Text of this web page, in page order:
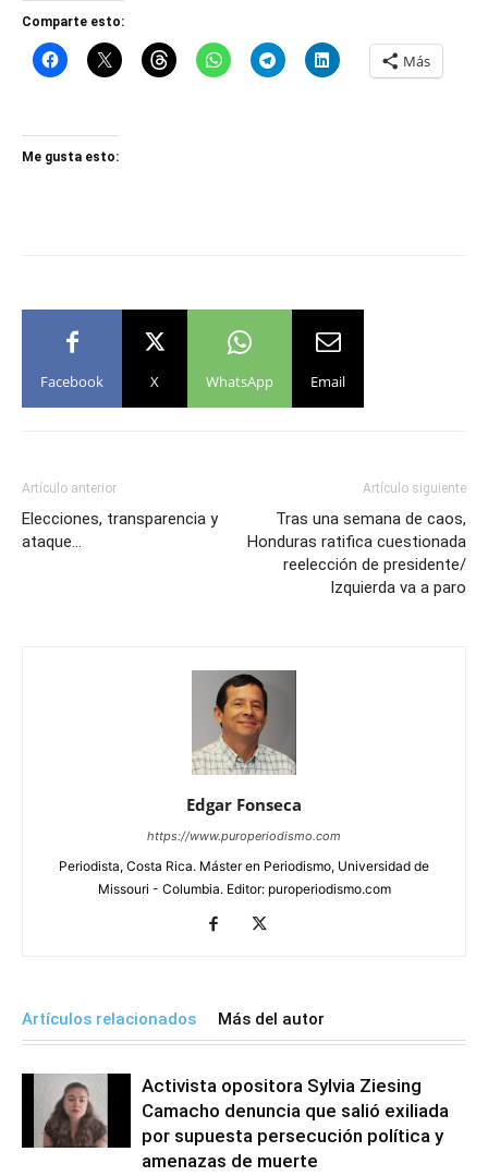
Comparte esto:
Más
Me gusta esto:
Facebook X WhatsApp Email
Artículo anterior
Elecciones, transparencia y
ataque…
Artículo siguiente
Tras una semana de caos,
Honduras ratifica cuestionada
reelección de presidente/
Izquierda va a paro
Edgar Fonseca
https://www.puroperiodismo.com
Periodista, Costa Rica. Máster en Periodismo, Universidad de
Missouri - Columbia. Editor: puroperiodismo.com
Artículos relacionados Más del autor
Activista opositora Sylvia Ziesing
Camacho denuncia que salió exiliada
por supuesta persecución política y
amenazas de muerte